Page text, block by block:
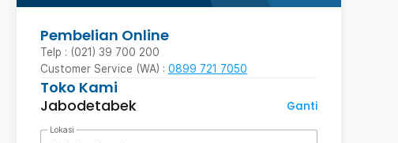
Pembelian Online
Telp : (021) 39 700 200
Customer Service (WA) : 0899 721 7050
Toko Kami
Jabodetabek
Ganti
Lokasi